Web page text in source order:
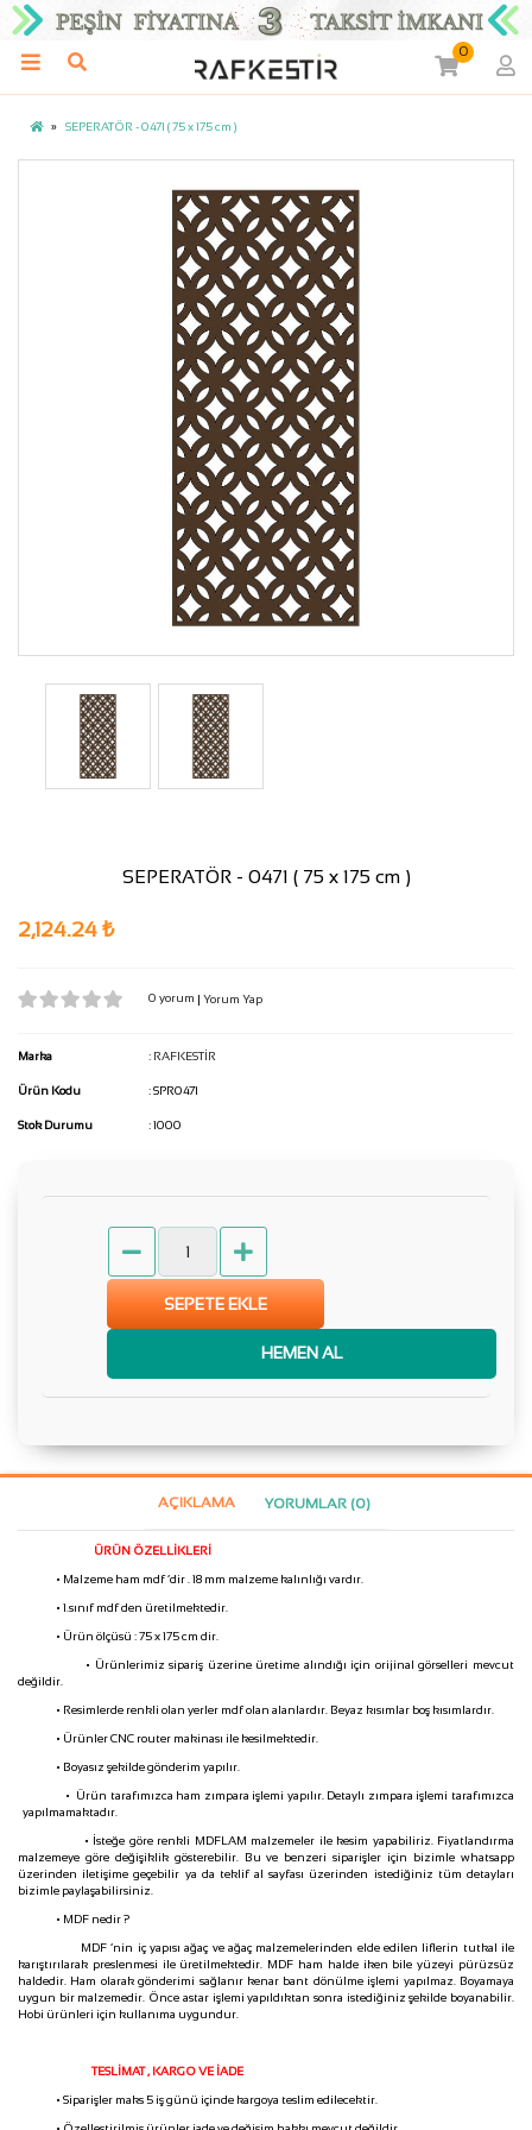
0
SEPERATÖR - 0471 ( 75 x 175 cm )
SEPERATÖR - 0471 ( 75 x 175 cm )
2,124.24 ₺
0 yorum | Yorum Yap
Marka : RAFKESTİR
Ürün Kodu : SPR0471
Stok Durumu : 1000
SEPETE EKLE
HEMEN AL
AÇIKLAMA YORUMLAR (0)
ÜRÜN ÖZELLİKLERİ
• Malzeme ham mdf ‘dir . 18 mm malzeme kalınlığı vardır.
• 1.sınıf mdf den üretilmektedir.
• Ürün ölçüsü : 75 x 175 cm dir.
• Ürünlerimiz sipariş üzerine üretime alındığı için orijinal görselleri mevcut
değildir.
• Resimlerde renkli olan yerler mdf olan alanlardır. Beyaz kısımlar boş kısımlardır.
• Ürünler CNC router makinası ile kesilmektedir.
• Boyasız şekilde gönderim yapılır.
• Ürün tarafımızca ham zımpara işlemi yapılır. Detaylı zımpara işlemi tarafımızca
yapılmamaktadır.
• İsteğe göre renkli MDFLAM malzemeler ile kesim yapabiliriz. Fiyatlandırma
malzemeye göre değişiklik gösterebilir. Bu ve benzeri siparişler için bizimle whatsapp
üzerinden iletişime geçebilir ya da teklif al sayfası üzerinden istediğiniz tüm detayları
bizimle paylaşabilirsiniz.
• MDF nedir ?
MDF ‘nin iç yapısı ağaç ve ağaç malzemelerinden elde edilen liflerin tutkal ile
karıştırılarak preslenmesi ile üretilmektedir. MDF ham halde iken bile yüzeyi pürüzsüz
haldedir. Ham olarak gönderimi sağlanır kenar bant dönülme işlemi yapılmaz. Boyamaya
uygun bir malzemedir. Önce astar işlemi yapıldıktan sonra istediğiniz şekilde boyanabilir.
Hobi ürünleri için kullanıma uygundur.
TESLİMAT , KARGO VE İADE
• Siparişler maks 5 iş günü içinde kargoya teslim edilecektir.